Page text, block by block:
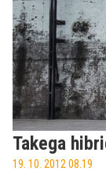
Takega
19. 10. 2012 08.19